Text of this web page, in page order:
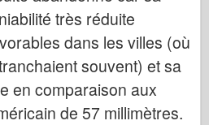
très réduite
dans les villes (où
souvent) et sa
en comparaison aux
de 57 millimètres.